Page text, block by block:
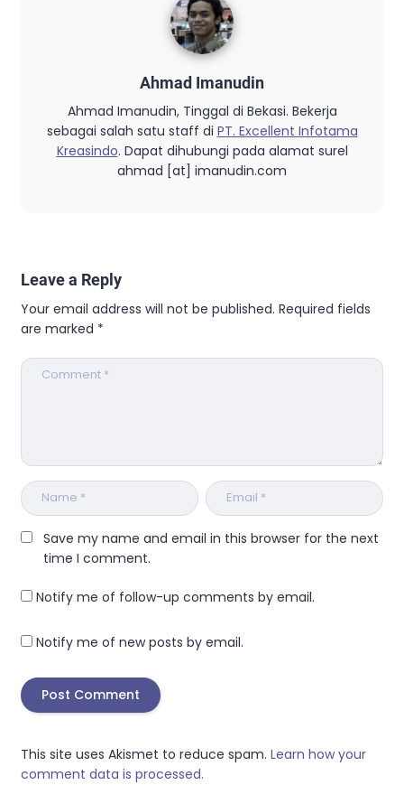
Ahmad Imanudin
Ahmad Imanudin, Tinggal di Bekasi. Bekerja
sebagai salah satu staff di PT. Excellent Infotama
Kreasindo. Dapat dihubungi pada alamat surel
ahmad [at] imanudin.com
Leave a Reply
Your email address will not be published. Required fields
are marked *
Save my name and email in this browser for the next
time I comment.
Notify me of follow-up comments by email.
Notify me of new posts by email.
This site uses Akismet to reduce spam. Learn how your
comment data is processed.